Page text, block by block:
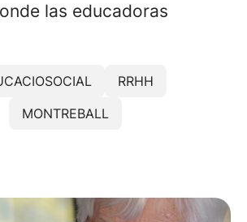
las educadoras
RRHH
MONTREBALL